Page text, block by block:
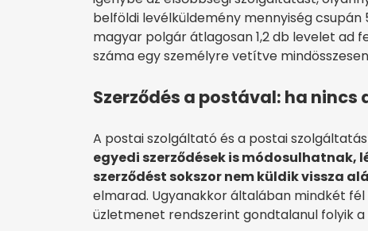
belföldi levélküldemény mennyiség csupán
magyar polgár átlagosan 1,2 db levelet ad
száma egy személyre vetítve
Szerződés a postával: ha
A postai szolgáltató és a postai
egyedi szerződések is
szerződést sokszor nem küldik vissza
elmarad. Ugyanakkor általában mindkét
üzletmenet rendszerint gondtalanul folyik